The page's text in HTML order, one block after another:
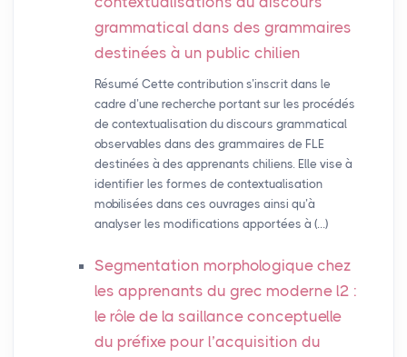
grammatical dans des grammaires
destinées à un public chilien
Résumé Cette contribution s’inscrit dans le
cadre d’une recherche portant sur les procédés
de contextualisation du discours grammatical
observables dans des grammaires de FLE
destinées à des apprenants chiliens. Elle vise à
identifier les formes de contextualisation
mobilisées dans ces ouvrages ainsi qu’à
analyser les modifications apportées à (…)
Segmentation morphologique chez
les apprenants du grec moderne l2 :
le rôle de la saillance conceptuelle
du préfixe pour l’acquisition du